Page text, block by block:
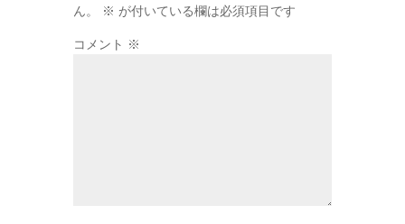
ん。
※ が付いている欄は必須項目です
コメント ※